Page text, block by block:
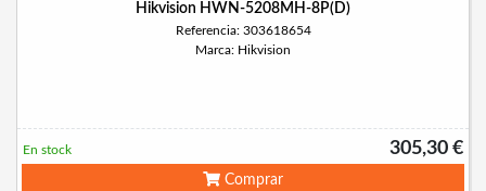
Hikvision HWN-5208MH-8P(D)
Referencia: 303618654
Marca: Hikvision
305,30 €
En stock
Comprar